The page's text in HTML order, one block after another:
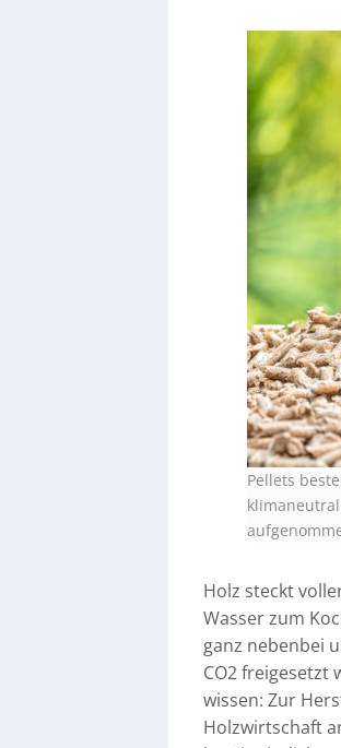
Pellets
Holz steckt
Wasser zum
ganz nebenbei
CO2 freigesetzt
wissen: Zur
Holzwirtschaft